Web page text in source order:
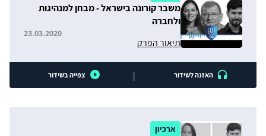
משבר קורונה בישראל - מבחן למנהיגות
ולחברה
תיאור הפרק
23.03.2020
האזנה לשידור | צפייה בשידור
ארכיון